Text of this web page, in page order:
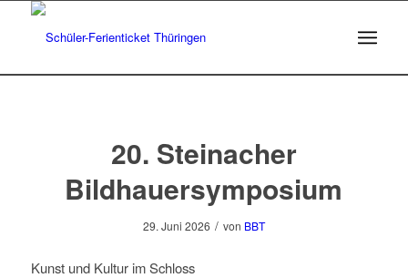
20. Steinacher
Bildhauersymposium
29. Juni 2026 / von BBT
Kunst und Kultur im Schloss